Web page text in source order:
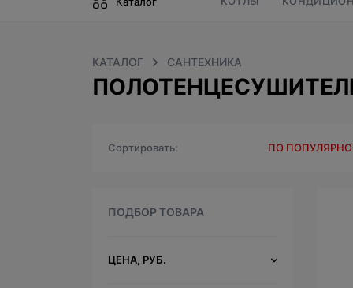
КАТАЛОГ САНТЕХНИКА
Сортировать ПО
ПОДБОР ТОВАРА
ЦЕНА, РУБ.